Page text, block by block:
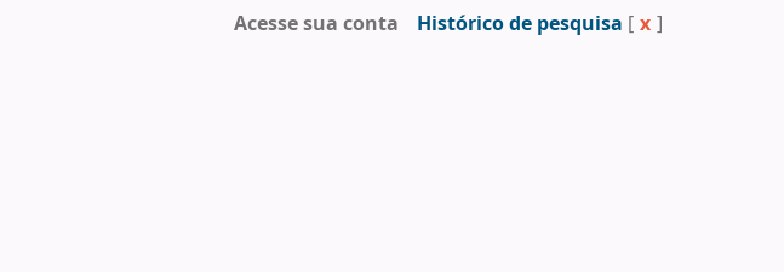
Acesse sua conta Histórico de pesquisa [ x ]